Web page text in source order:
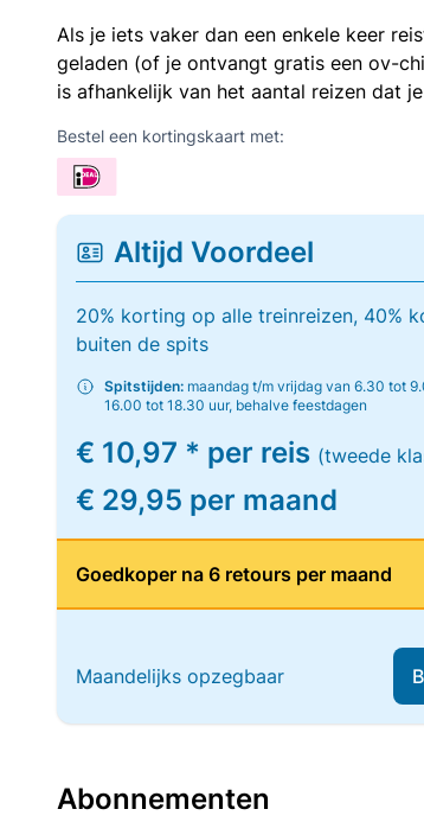
Als je iets vaker dan een enkele keer
geladen (of je ontvangt gratis een ov-
is afhankelijk van het aantal reizen dat
Bestel een kortingskaart met:
Altijd Voordeel
20% korting op alle treinreizen, 40%
buiten de spits
Spitstijden: maandag t/m vrijdag van 6.30 tot
16.00 tot 18.30 uur, behalve feestdagen
€ 10,97 * per reis (tweede
€ 29,95 per maand
Goedkoper na 6 retours per maand
Maandelijks opzegbaar
Abonnementen